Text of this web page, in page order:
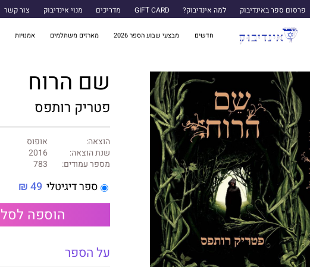
פרסום ספר באינדיבוק למה אינדיבוק? GIFT CARD מדריכים מנוי אינדיבוק צור קשר
חדשים מבצעי שבוע הספר 2026 מארזים משתלמים אמנויות
שם הרוח
פטריק רותפס
הוצאה:
אופוס
שנת הוצאה:
2016
מספר עמודים:
783
ספר דיגיטלי 49 ₪
הוספה לסל
על הספר